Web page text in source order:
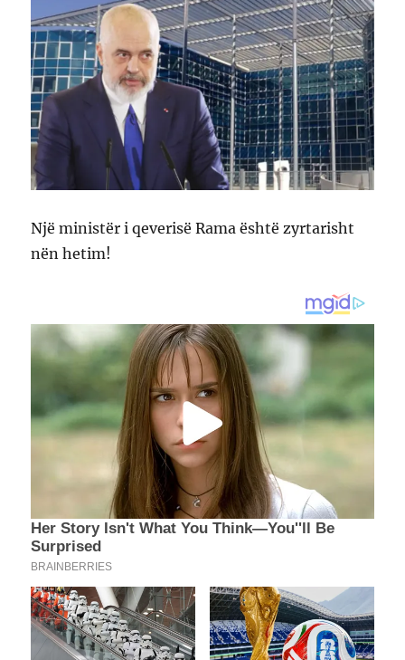
Një ministër i qeverisë Rama është zyrtarisht
nën hetim!